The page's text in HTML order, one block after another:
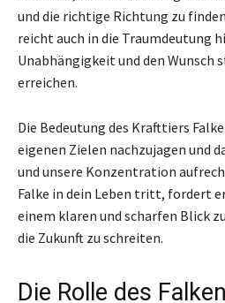
und die richtige Richtung zu
reicht auch in die Traumdeutung
Unabhängigkeit und den Wunsch
erreichen.
Die Bedeutung des Krafttiers
eigenen Zielen nachzujagen und
und unsere Konzentration
Falke in dein Leben tritt, fordert
einem klaren und scharfen Blick
die Zukunft zu schreiten.
Die Rolle des